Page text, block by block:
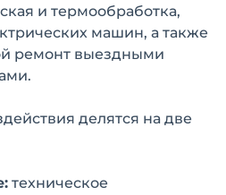
и термообработка,
машин, а также
ремонт выездными
делятся на две
техническое